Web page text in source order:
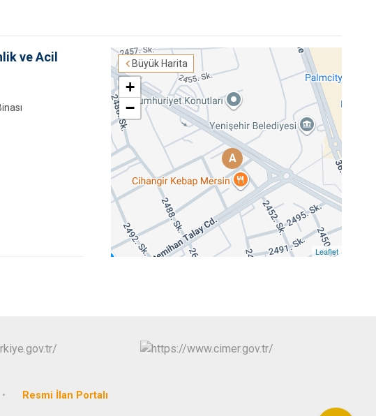
Büyük Harita
A
+
−
Leaflet
ve Acil
Resmi İlan Portalı